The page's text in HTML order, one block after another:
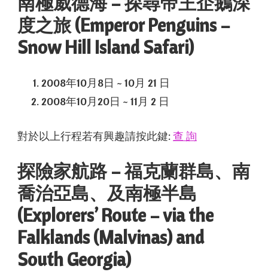
度之旅 (Emperor Penguins –
Snow Hill Island Safari)
2008年10月8日 ~ 10月 21 日
2008年10月20日 ~ 11月 2 日
對於以上行程若有興趣請按此鍵:查 詢
探險家航路 – 福克蘭群島、南
喬治亞島、及南極半島
(Explorers’ Route – via the
Falklands (Malvinas) and
South Georgia)